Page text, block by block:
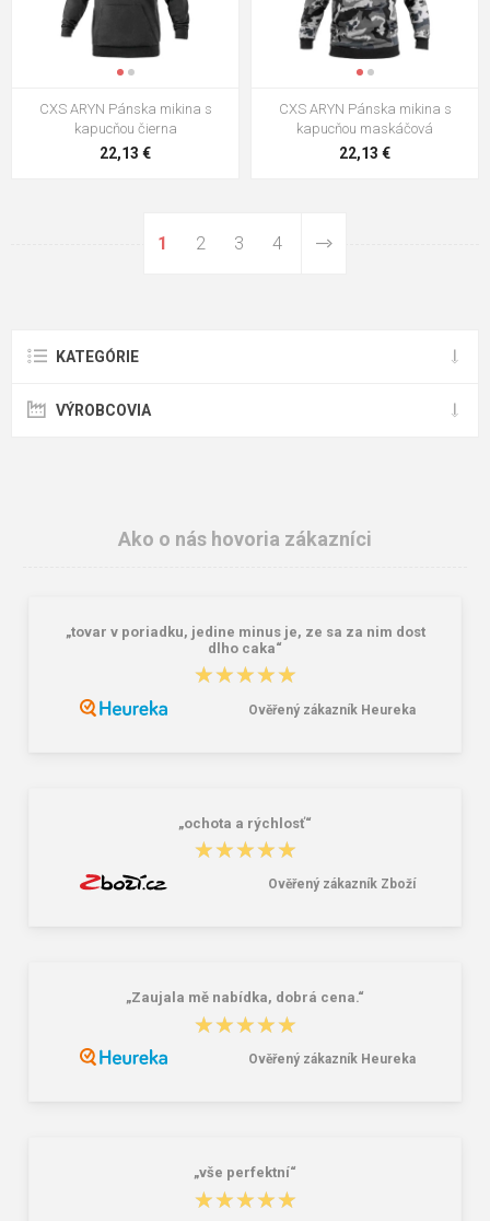
CXS ARYN Pánska mikina s
kapucňou čierna
22,13 €
CXS ARYN Pánska mikina s
kapucňou maskáčová
22,13 €
1 2 3 4
KATEGÓRIE
VÝROBCOVIA
Ako o nás hovoria zákazníci
„tovar v poriadku, jedine minus je, ze sa za nim dost
dlho caka“
★★★★★
★★★★★
Ověřený zákazník Heureka
„ochota a rýchlosť“
★★★★★
★★★★★
Ověřený zákazník Zboží
„Zaujala mě nabídka, dobrá cena.“
★★★★★
★★★★★
Ověřený zákazník Heureka
„vše perfektní“
★★★★★
★★★★★